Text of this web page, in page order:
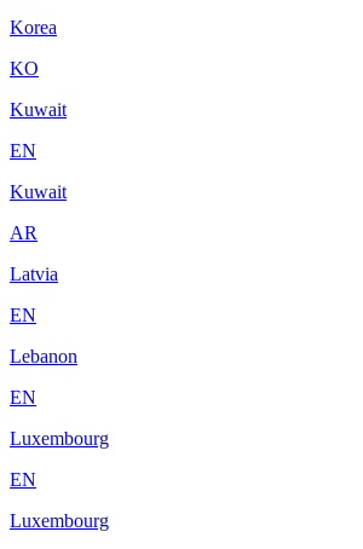
Korea
KO
Kuwait
EN
Kuwait
AR
Latvia
EN
Lebanon
EN
Luxembourg
EN
Luxembourg